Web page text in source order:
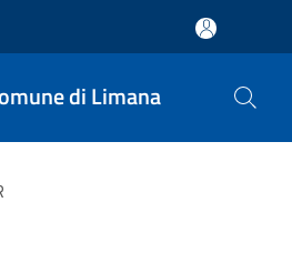
di Limana